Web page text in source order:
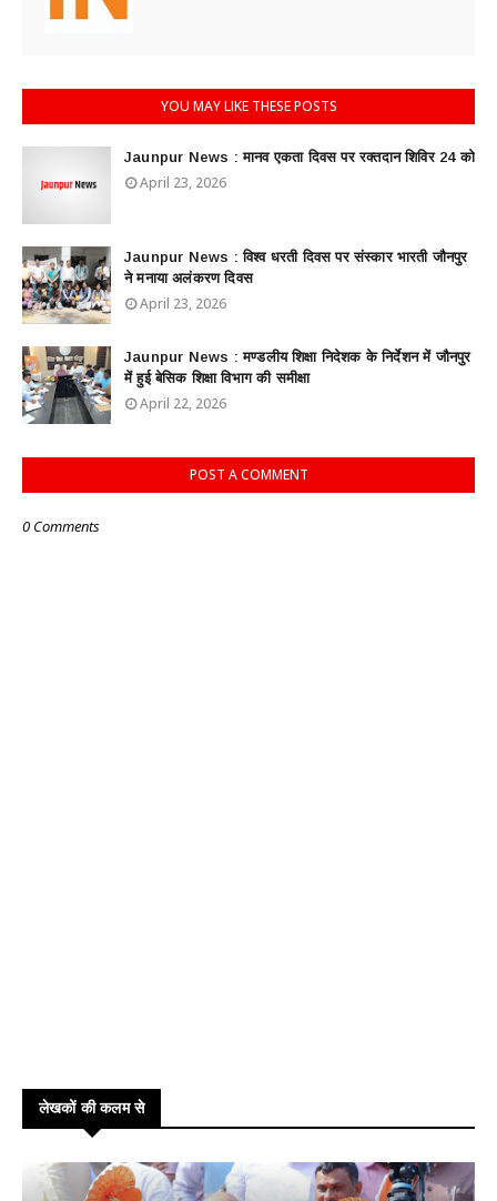
YOU MAY LIKE THESE POSTS
Jaunpur News : ​मानव एकता दिवस पर रक्तदान शिविर 24 को
April 23, 2026
Jaunpur News : विश्व धरती दिवस पर संस्कार भारती जौनपुर
ने मनाया अलंकरण दिवस
April 23, 2026
Jaunpur News : ​मण्डलीय शिक्षा निदेशक के निर्देशन में जौनपुर
में हुई बेसिक शिक्षा विभाग की समीक्षा
April 22, 2026
POST A COMMENT
0 Comments
लेखकों की कलम से